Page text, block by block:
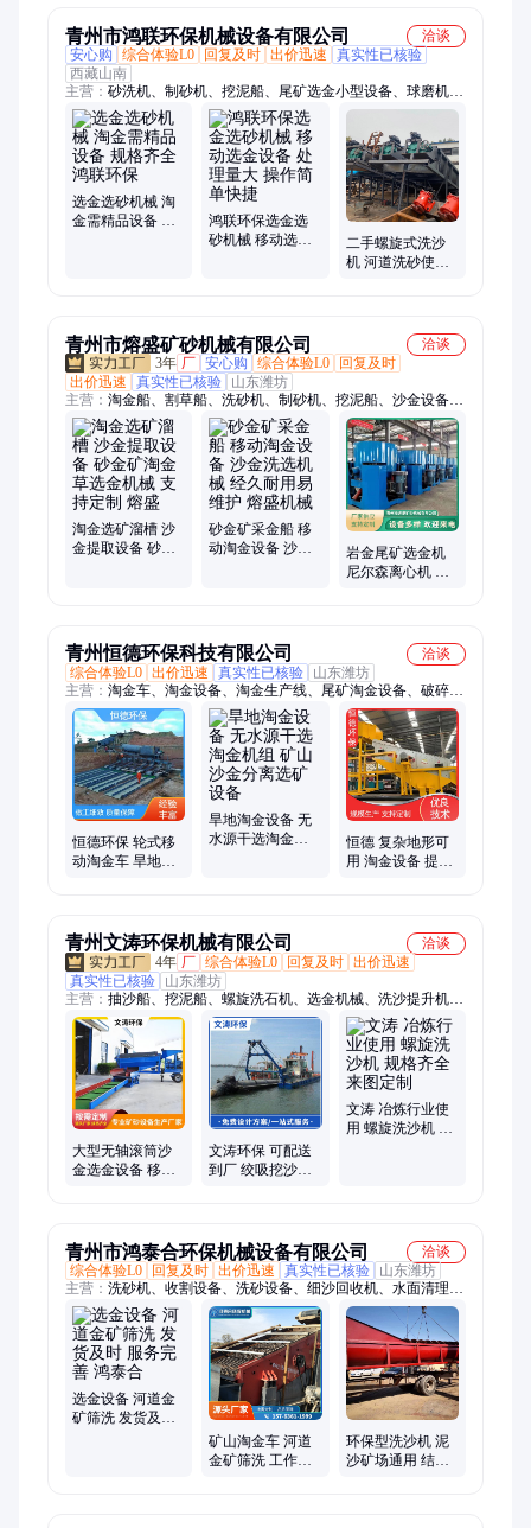
青州市鸿联环保机械设备有限公司
洽谈
安心购
综合体验L0 回复及时 出价迅速
真实性已核验
西藏山南
主营： 砂洗机、制砂机、挖泥船、尾矿选金小型设备、球磨机、
洗沙机、破碎机、搅拌站、洗砂机、螺旋设备、筛分设备、石料
清洗、制砂设备、矿山粉碎、洗砂设备、河道砂石、洗沙设备、
破碎设备、洗沙一体机、矿山洗石机、直线平衡筛、移动破碎
站、细沙回收机、制砂生产线、砂石分离机、淘金设备
选金选砂机械 淘
金需精品设备 规
鸿联环保选金选
砂机械 移动选金
二手螺旋式洗沙
机 河道洗砂使用
青州市熔盛矿砂机械有限公司
洽谈
3年 厂 安心购 综合体验L0
回复及时
出价迅速
真实性已核验
山东潍坊
主营： 淘金船、割草船、洗砂机、制砂机、挖泥船、沙金设备、
砂石料生产线
淘金选矿溜槽 沙
金提取设备 砂金
砂金矿采金船 移
动淘金设备 沙金
岩金尾矿选金机
尼尔森离心机 水
青州恒德环保科技有限公司
洽谈
综合体验L0 出价迅速 真实性已核验
山东潍坊
主营： 淘金车、淘金设备、淘金生产线、尾矿淘金设备、破碎生
产线
恒德环保 轮式移
动淘金车 旱地干
旱地淘金设备 无
水源干选淘金机
恒德 复杂地形可
用 淘金设备 提纯
青州文涛环保机械有限公司
洽谈
4年 厂 综合体验L0 回复及时 出价迅速
真实性已核验
山东潍坊
主营： 抽沙船、挖泥船、螺旋洗石机、选金机械、洗沙提升机、
污水处理设备
大型无轴滚筒沙
金选金设备 移动
文涛环保 可配送
到厂 绞吸挖沙船
文涛 冶炼行业使
用 螺旋洗沙机 规
青州市鸿泰合环保机械设备有限公司
洽谈
综合体验L0
回复及时 出价迅速 真实性已核验
山东潍坊
主营： 洗砂机、收割设备、洗砂设备、细沙回收机、水面清理设
备
选金设备 河道金
矿筛洗 发货及时
矿山淘金车 河道
金矿筛洗 工作效
环保型洗沙机 泥
沙矿场通用 结构